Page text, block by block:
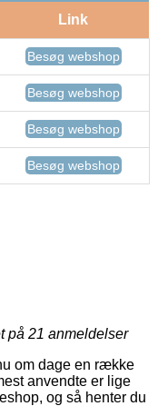
Link
Besøg webshop
Besøg webshop
Besøg webshop
Besøg webshop
på 21 anmeldelser
om dage en række
anvendte er lige
og så henter du